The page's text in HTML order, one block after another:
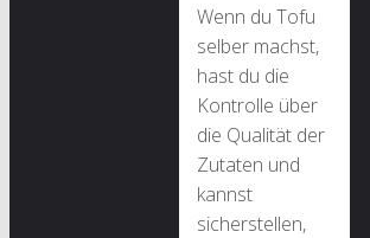
Wenn du Tofu
selber machst,
hast du die
Kontrolle über
die Qualität der
Zutaten und
kannst
sicherstellen,